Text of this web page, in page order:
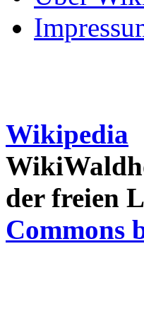
Wikipedia
der freien
Commons